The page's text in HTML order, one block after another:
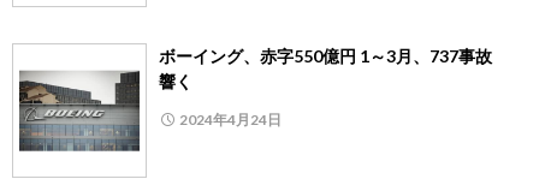
ボーイング、赤字550億円 1～3月、737事故
響く
2024年4月24日